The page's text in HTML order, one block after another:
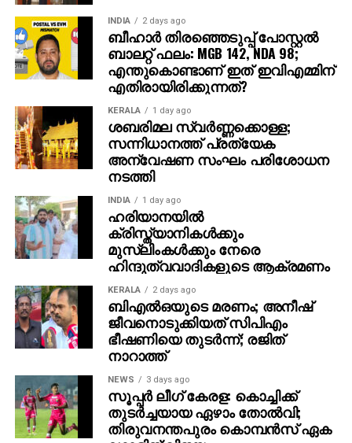
ഒരു ആഗ്രഹം കൂടി പങ്കു വയ്ക്കുന്നു :
കേരള സമൂഹത്തെ മാറ്റി മറിച്ച മഹാത്മാ അയ്യങ്കാളി
എന്ന ചരിത്ര പുരുഷനെ മമ്മൂട്ടി അഭ്രപാളികളിൽ
അവതരിപ്പിച്ചു കാണണം എന്ന ആഗ്രഹം
ഒരുMammootty fan
INDIA 2 days ago
ബീഹാർ തിരഞ്ഞെടുപ്പ് പോസ്റ്റൽ
ബാലറ്റ് ഫലം: MGB 142, NDA 98;
എന്തുകൊണ്ടാണ് ഇത് ഇവിഎമ്മിന്
എതിരായിരിക്കുന്നത്?
KERALA 1 day ago
ശബരിമല സ്വര്‍ണ്ണക്കൊള്ള;
സന്നിധാനത്ത് പ്രത്യേക
അന്വേഷണ സംഘം പരിശോധന
നടത്തി
INDIA 1 day ago
ഹരിയാനയില്‍
ക്രിസ്ത്യാനികള്‍ക്കും
മുസ്‌ലിംകള്‍ക്കും നേരെ
ഹിന്ദുത്വവാദികളുടെ ആക്രമണം
KERALA 2 days ago
ബിഎല്‍ഒയുടെ മരണം; അനീഷ്
ജീവനൊടുക്കിയത് സിപിഎം
ഭീഷണിയെ തുടര്‍ന്ന്; രജിത്
നാറാത്ത്
NEWS 3 days ago
സൂപ്പര്‍ ലീഗ് കേരള: കൊച്ചിക്ക്
തുടര്‍ച്ചയായ ഏഴാം തോല്‍വി;
തിരുവനന്തപുരം കൊമ്പന്‍സ് ഏക